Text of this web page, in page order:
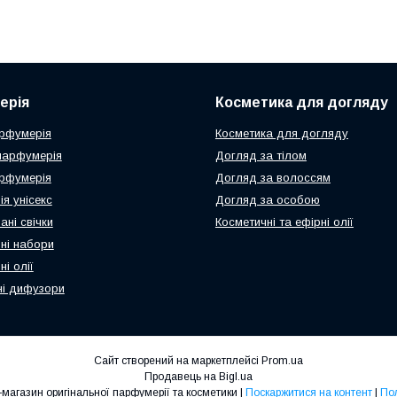
унісекс
свічки
набори
олії
дифузори
Косметика для догляду
Косметика для догляду
Догляд за тілом
Догляд за волоссям
Догляд за особою
Косметичні та ефірні олії
Сайт створений на маркетплейсі Prom.ua
Продавець на Bigl.ua
N-Parfum.com Інтернет-магазин оригінальної парфумерії та косметики | Поскаржитися на контент |